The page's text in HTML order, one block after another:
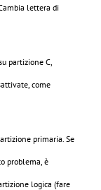
lettera di
partizione C,
come
primaria. Se
problema, è
logica (fare